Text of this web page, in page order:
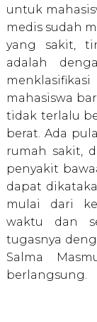
untuk
medis sudah
yang sakit,
adalah
mahasiswa
tidak terlalu
berat. Ada
rumah sakit,
penyakit
dapat
mulai dari
waktu dan
tugasnya
Salma
berlangsung.